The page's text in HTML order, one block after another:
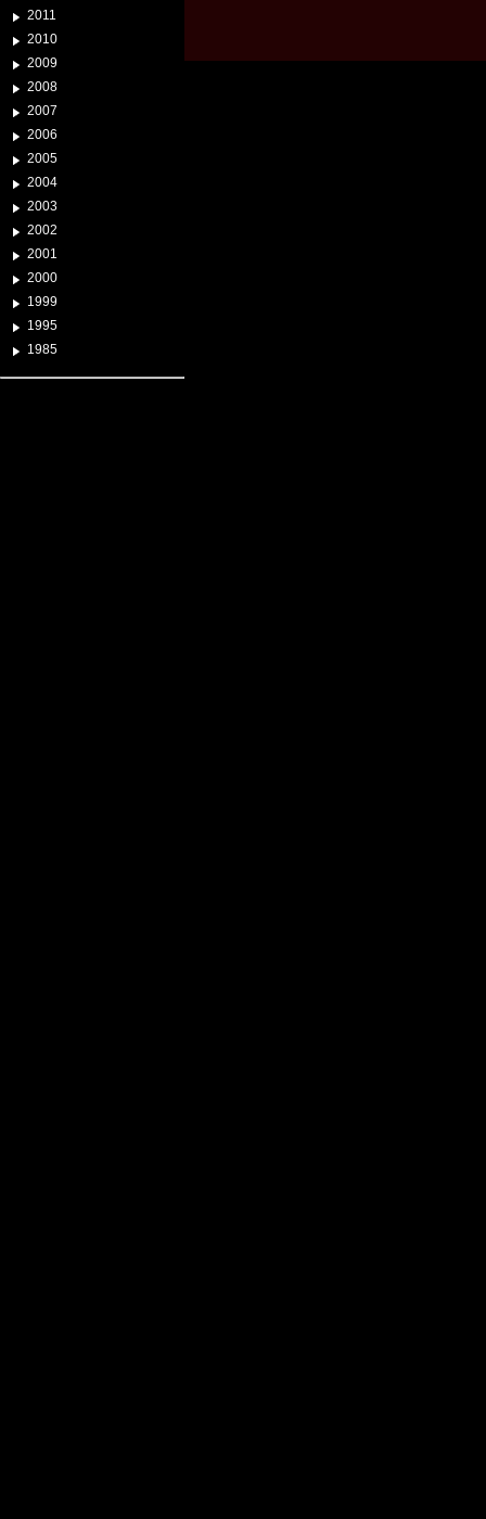
2011
2010
2009
2008
2007
2006
2005
2004
2003
2002
2001
2000
1999
1995
1985